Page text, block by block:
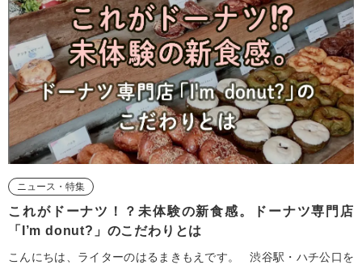
ニュース・特集
これがドーナツ！？未体験の新食感。ドーナツ専門店
「I’m donut?」のこだわりとは
こんにちは、ライターのはるまきもえです。 渋谷駅・ハチ公口を